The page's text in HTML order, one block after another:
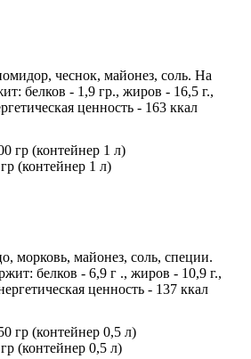
чеснок, майонез, соль. На
белков - 1,9 гр., жиров - 16,5 г.,
ценность - 163 ккал
(контейнер 1 л)
морковь, майонез, соль, специи.
белков - 6,9 г ., жиров - 10,9 г.,
ценность - 137 ккал
(контейнер 0,5 л)